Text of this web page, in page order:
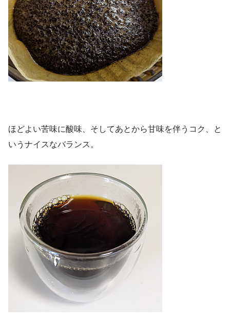
ほどよい苦味に酸味、そしてあとから甘味を伴うコク、と
いうナイスなバランス。